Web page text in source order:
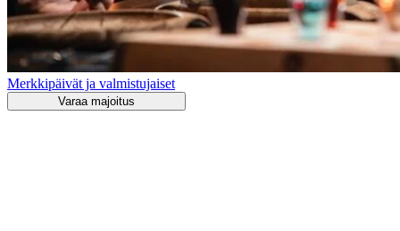
Merkkipäivät ja valmistujaiset
Varaa majoitus